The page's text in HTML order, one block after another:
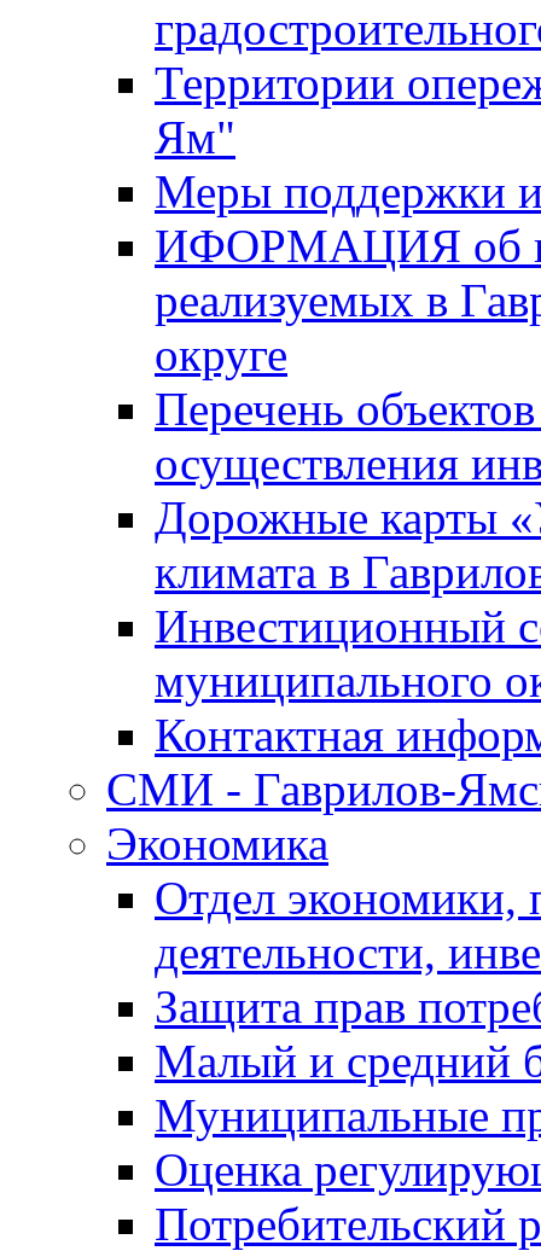
Территории
Ям"
Меры поддержки
ИФОРМАЦИЯ об
реализуемых в
округе
Перечень
осуществления
Дорожные карты
климата в
Инвестиционный
муниципального
Контактная
СМИ - Гаврилов-
Экономика
Отдел экономики,
деятельности,
Защита прав
Малый и средний
Муниципальные
Оценка
Потребительский